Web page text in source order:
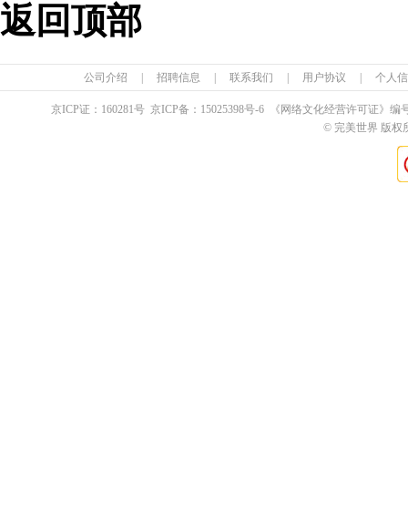
返回顶部
公司介绍 招聘信息 联系我们 用户协议 个人
京ICP证： 160281号 京ICP备： 15025398号-6 《网络文化经营许可证》编
© 完美世界 版权